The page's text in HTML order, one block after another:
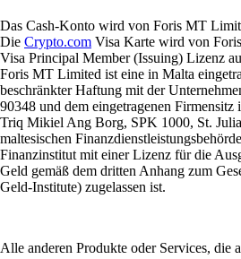
Das Cash-Konto wird von Foris MT
Die Crypto.com Visa Karte wird von
Visa Principal Member (Issuing) Lizenz
Foris MT Limited ist eine in Malta
beschränkter Haftung mit der
90348 und dem eingetragenen
Triq Mikiel Ang Borg, SPK 1000, St.
maltesischen
Finanzinstitut mit einer Lizenz für die
Geld gemäß dem dritten Anhang zum
Geld-Institute) zugelassen ist.
Alle anderen Produkte oder Services, die